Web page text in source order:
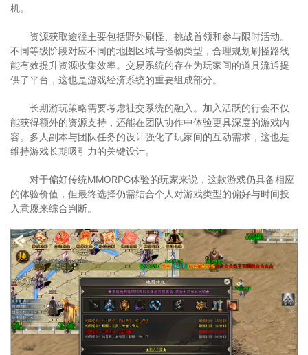
机。
资源获取途径主要包括野外刷怪、挑战首领和参与限时活动。
不同等级阶段对应不同的地图区域与怪物类型，合理规划刷怪路线
能有效提升资源收集效率。交易系统的存在为玩家间的道具流通提
供了平台，这也是游戏经济系统的重要组成部分。
长期游玩策略需要考虑社交系统的融入。加入活跃的行会不仅
能获得额外的资源支持，还能在团队协作中体验更具深度的游戏内
容。多人副本与团队任务的设计强化了玩家间的互动需求，这也是
维持游戏长期吸引力的关键设计。
对于偏好传统MMORPG体验的玩家来说，这款游戏仍具备相应
的体验价值，但最终选择仍需结合个人对游戏类型的偏好与时间投
入意愿来综合判断。